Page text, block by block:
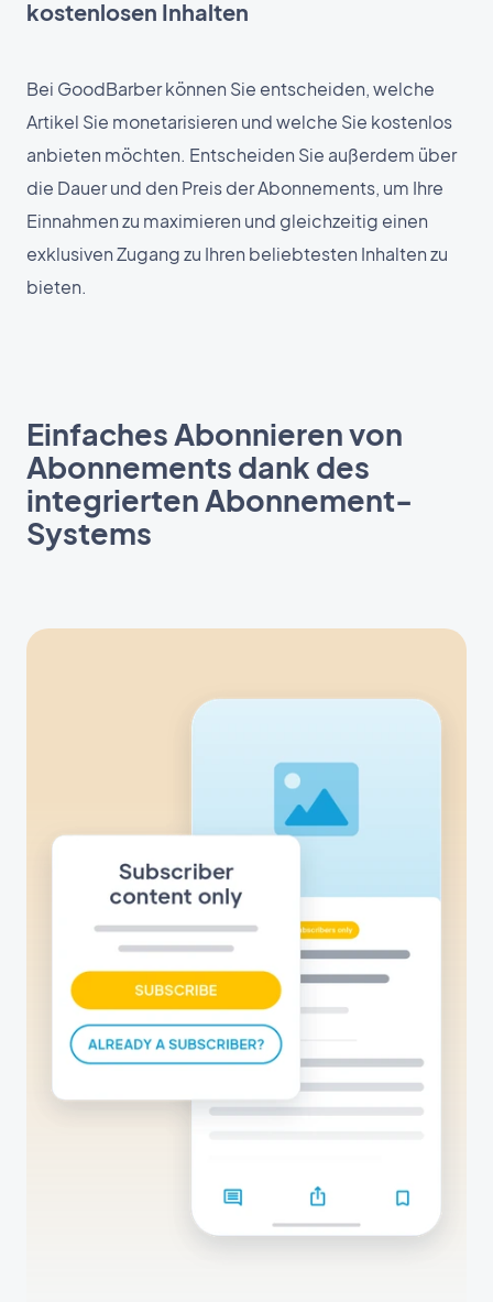
kostenlosen Inhalten
Bei GoodBarber können Sie entscheiden, welche
Artikel Sie monetarisieren und welche Sie kostenlos
anbieten möchten. Entscheiden Sie außerdem über
die Dauer und den Preis der Abonnements, um Ihre
Einnahmen zu maximieren und gleichzeitig einen
exklusiven Zugang zu Ihren beliebtesten Inhalten zu
bieten.
Einfaches Abonnieren von
Abonnements dank des
integrierten Abonnement-
Systems